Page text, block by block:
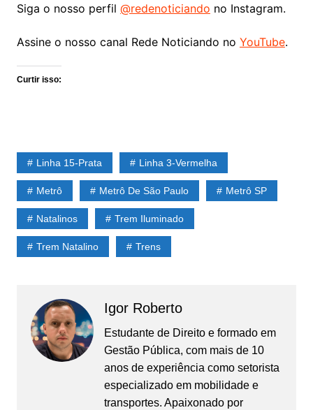
Siga o nosso perfil @redenoticiando no Instagram.
Assine o nosso canal Rede Noticiando no YouTube.
Curtir isso:
Linha 15-Prata Linha 3-Vermelha
Metrô Metrô De São Paulo Metrô SP
Natalinos Trem Iluminado
Trem Natalino Trens
Igor Roberto
Estudante de Direito e formado em
Gestão Pública, com mais de 10
anos de experiência como setorista
especializado em mobilidade e
transportes. Apaixonado por